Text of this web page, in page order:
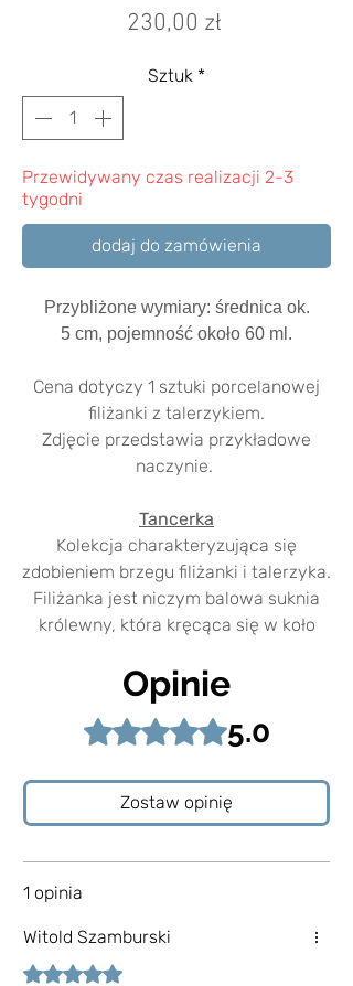
230,00 złCena
Sztuk *
Przewidywany czas realizacji 2-3
tygodni
dodaj do zamówienia
Przybliżone wymiary: średnica ok.
5 cm, pojemność około 60 ml.
Cena dotyczy 1 sztuki porcelanowej
filiżanki z talerzykiem.
Zdjęcie przedstawia przykładowe
naczynie.
Tancerka
Kolekcja charakteryzująca się
zdobieniem brzegu filiżanki i talerzyka.
Filiżanka jest niczym balowa suknia
królewny, która kręcąca się w koło
Niepowtarzalność ręcznego
tworzenia
widać na niej ślady formowania
opuszkami palców. Jej grubość i
została zrobiona. Każde naczynie
wykonane jest ręcznie i dzięki temu
Wyjątkowa cecha porcelany
Opinie
Oceniono na 5 z 5 gwiazdek.
5.0
Zostaw opinię
1 opinia
Witold Szamburski
Oceniono na 5 z 5 gwiazdek.